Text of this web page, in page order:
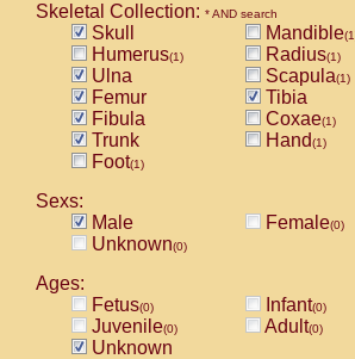
Skeletal Collection: * AND search
Skull Mandible
Humerus(1) Radius(1)
Ulna Scapula(1)
Femur
Tibia
Fibula
Coxae(1)
Trunk Hand(1)
Foot(1)
Sexs:
Male
Female(0)
Unknown(0)
Ages:
Fetus(0) Infant(0)
Juvenile(0) Adult(0)
Unknown